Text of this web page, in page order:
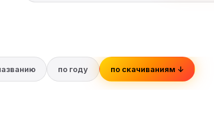
по году по скачиваниям ↓